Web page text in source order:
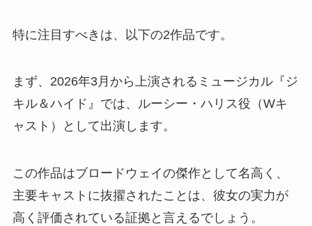
特に注目すべきは、以下の2作品です。
まず、2026年3月から上演されるミュージカル『ジ
キル＆ハイド』では、ルーシー・ハリス役（Wキ
ャスト）として出演します。
この作品はブロードウェイの傑作として名高く、
主要キャストに抜擢されたことは、彼女の実力が
高く評価されている証拠と言えるでしょう。